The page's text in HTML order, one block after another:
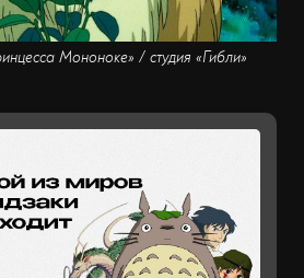
Мононоке» / студия «Гибли»